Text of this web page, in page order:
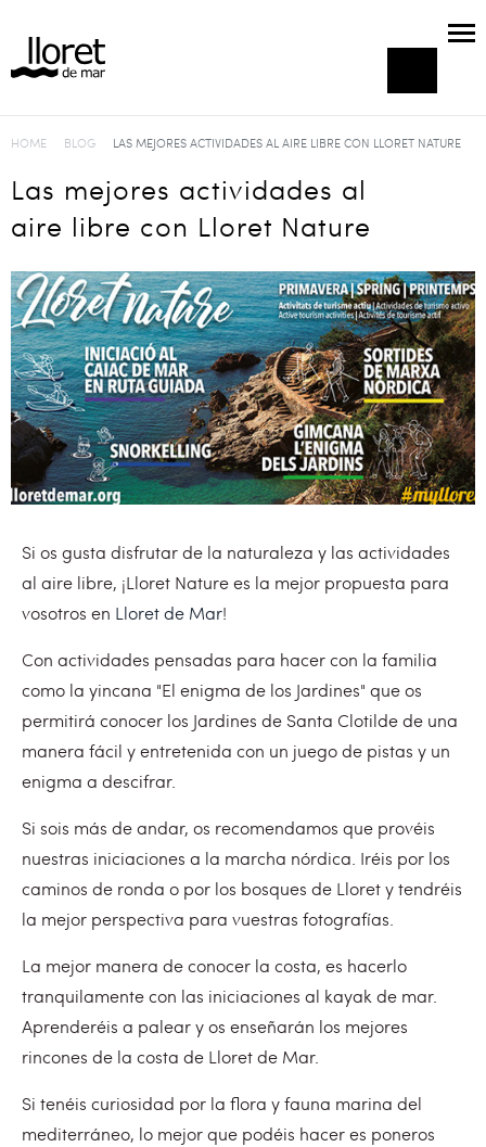
HOME BLOG LAS MEJORES ACTIVIDADES AL AIRE LIBRE CON LLORET NATURE
Las mejores actividades al
aire libre con Lloret Nature
Si os gusta disfrutar de la naturaleza y las actividades
al aire libre, ¡Lloret Nature es la mejor propuesta para
vosotros en Lloret de Mar!
Con actividades pensadas para hacer con la familia
como la yincana "El enigma de los Jardines" que os
permitirá conocer los Jardines de Santa Clotilde de una
manera fácil y entretenida con un juego de pistas y un
enigma a descifrar.
Si sois más de andar, os recomendamos que provéis
nuestras iniciaciones a la marcha nórdica. Iréis por los
caminos de ronda o por los bosques de Lloret y tendréis
la mejor perspectiva para vuestras fotografías.
La mejor manera de conocer la costa, es hacerlo
tranquilamente con las iniciaciones al kayak de mar.
Aprenderéis a palear y os enseñarán los mejores
rincones de la costa de Lloret de Mar.
Si tenéis curiosidad por la flora y fauna marina del
mediterráneo, lo mejor que podéis hacer es poneros